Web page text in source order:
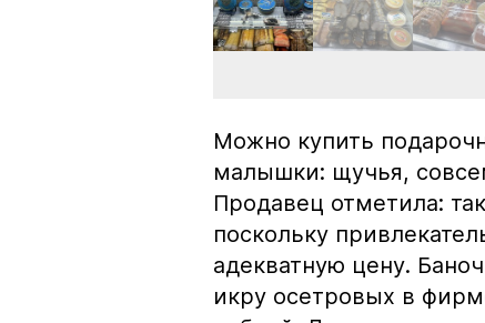
Можно купить
малышки: щучья,
Продавец отметила:
поскольку
адекватную цену.
икру осетровых в